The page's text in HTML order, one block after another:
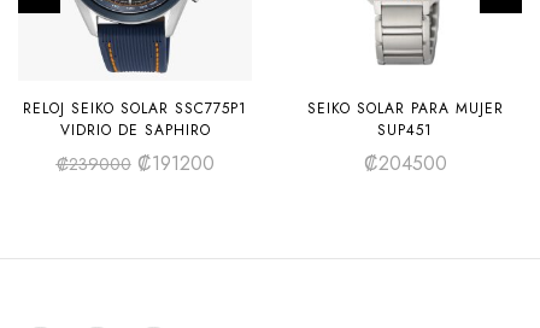
RELOJ SEIKO SOLAR SSC775P1
VIDRIO DE SAPHIRO
₡239000 ₡191200
SEIKO SOLAR PARA MUJER
SUP451
₡204500